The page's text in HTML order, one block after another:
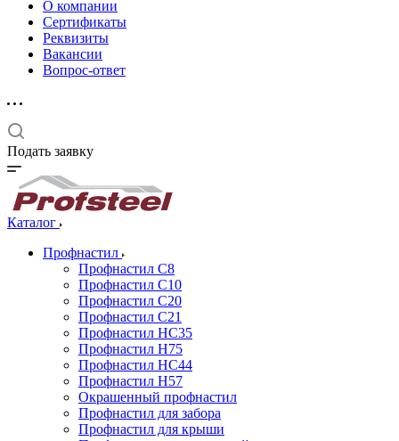
О компании
Сертификаты
Реквизиты
Вакансии
Вопрос-ответ
Подать заявку
Каталог
Профнастил
Профнастил С8
Профнастил С10
Профнастил С20
Профнастил С21
Профнастил НС35
Профнастил Н75
Профнастил HC44
Профнастил Н57
Окрашенный профнастил
Профнастил для забора
Профнастил для крыши